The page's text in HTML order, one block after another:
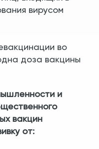
вирусом
во
доза вакцины
и
вакцин
от: